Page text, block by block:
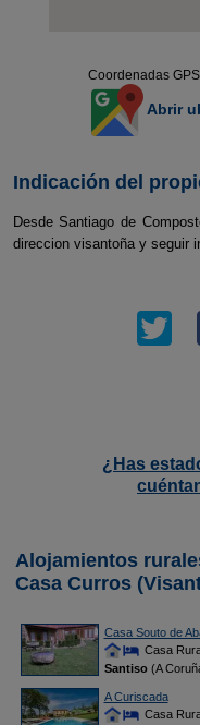
Coordenadas
Abrir
Indicación del
Desde Santiago de
direccion visantoña y seguir
¿Has
Alojamientos
Casa Curros
Casa Souto de
Casa
Santiso(A
A Curiscada
Casa